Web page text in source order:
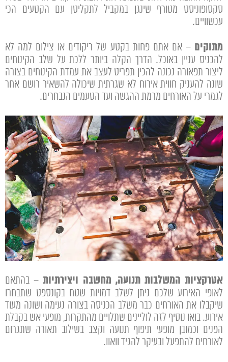
סקסופוניסט מטורף שינגן במקביל לתקליטן עם הקטעים הכי
עכשוויים.
מתוקים – אם אתם פחות בקטע של ריקודים או צילום למה לא
להכניס עניין באוכל. הדרך הקלה ביותר ללכת על שלב הקינוחים
ליצור תפאורה נכונה להכין תפריט לעצב את עמדת הקינוחים בצורה
שונה להעניק חווית אירוח לא שגרתית שיכולה להשאיר רושם אחר
לגמרי על האורחים מרמת ההגשה ועד הטעמים הנבחרים.
אטרקציות המשלבות תנועה, מחשבה ויצירתיות– בהתאם
לאופי האירוע שלכם ניתן לשלב דמויות שטח בקונספט שתבחרו
שיקבלו את האורחים כבר משלב הכניסה בצורה נעימה ושונה מעוד
אירוע. בואו נוסיף לזה לוליינים שתלויים מהתקרות, מופעי אש בקבלת
הפנים וכמובן מופעי תיפוף תנועה וקצב בשילוב תאורה שתגרום
לאורחים להתפעל ובעיקר להגיד וואוו.